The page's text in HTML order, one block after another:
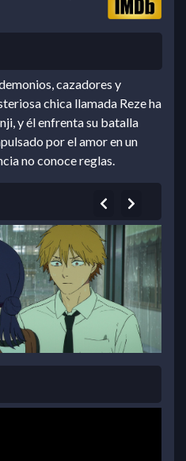
cazadores y
chica llamada Reze ha
y él enfrenta su batalla
por el amor en un
no conoce reglas.
Previous